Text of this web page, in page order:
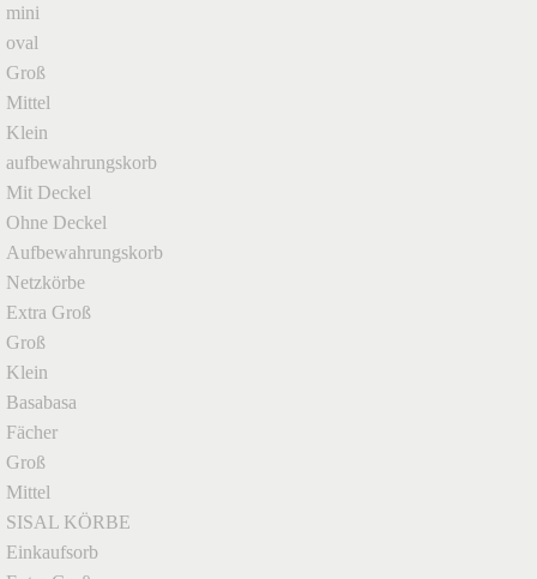
mini
oval
Groß
Mittel
Klein
aufbewahrungskorb
Mit Deckel
Ohne Deckel
Aufbewahrungskorb
Netzkörbe
Extra Groß
Groß
Klein
Basabasa
Fächer
Groß
Mittel
SISAL KÖRBE
Einkaufsorb